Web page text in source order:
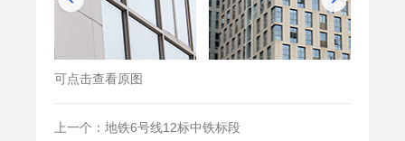
可点击查看原图
上一个：地铁6号线12标中铁标段